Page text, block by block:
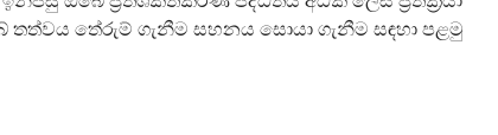
තේරුම් ගැනීම සහනය සොයා ගැනීම සඳහා පළමු